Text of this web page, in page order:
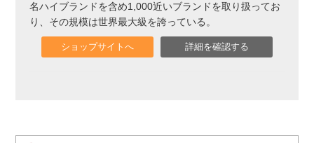
名ハイブランドを含め1,000近いブランドを取り扱ってお
り、その規模は世界最大級を誇っている。
ショップサイトへ 詳細を確認する